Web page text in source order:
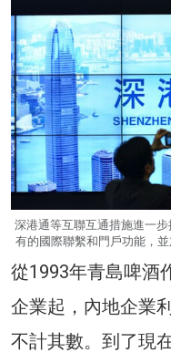
深港通等互聯互通措施進一
有的國際聯繫和門戶功能，
從1993年青島啤酒
企業起，內地企業
不計其數。到了現